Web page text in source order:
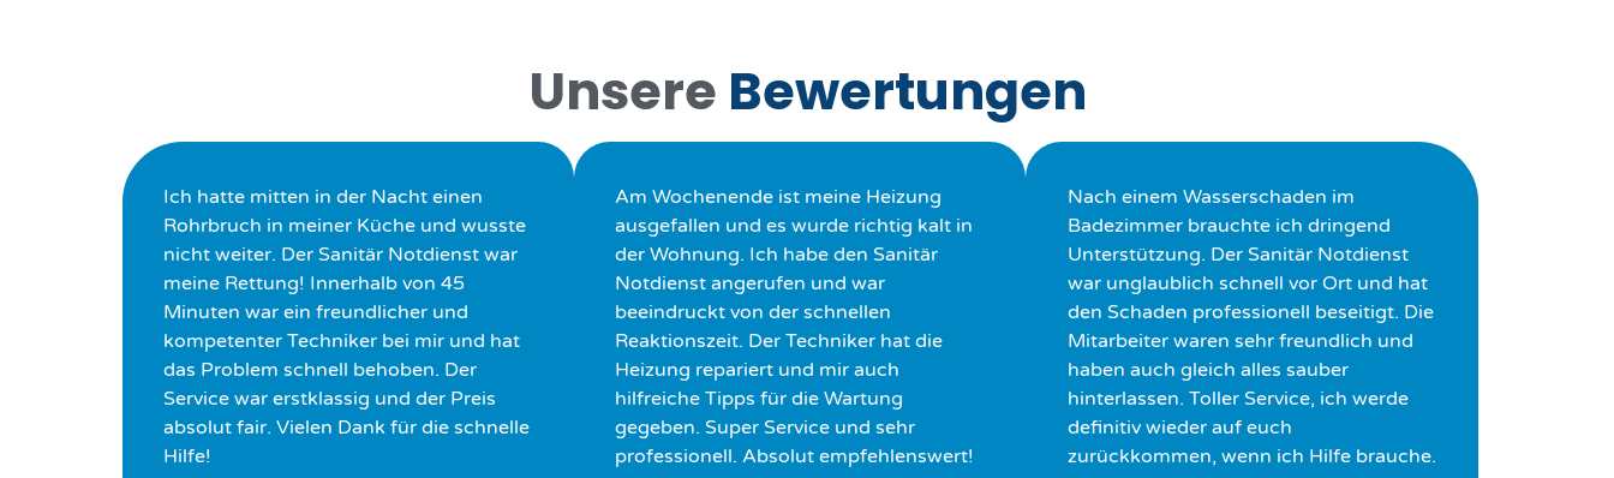
Unsere Bewertungen
Ich hatte mitten in der Nacht einen
Rohrbruch in meiner Küche und wusste
nicht weiter. Der Sanitär Notdienst war
meine Rettung! Innerhalb von 45
Minuten war ein freundlicher und
kompetenter Techniker bei mir und hat
das Problem schnell behoben. Der
Service war erstklassig und der Preis
absolut fair. Vielen Dank für die schnelle
Hilfe!
Am Wochenende ist meine Heizung
ausgefallen und es wurde richtig kalt in
der Wohnung. Ich habe den Sanitär
Notdienst angerufen und war
beeindruckt von der schnellen
Reaktionszeit. Der Techniker hat die
Heizung repariert und mir auch
hilfreiche Tipps für die Wartung
gegeben. Super Service und sehr
professionell. Absolut empfehlenswert!
Nach einem Wasserschaden im
Badezimmer brauchte ich dringend
Unterstützung. Der Sanitär Notdienst
war unglaublich schnell vor Ort und hat
den Schaden professionell beseitigt. Die
Mitarbeiter waren sehr freundlich und
haben auch gleich alles sauber
hinterlassen. Toller Service, ich werde
definitiv wieder auf euch
zurückkommen, wenn ich Hilfe brauche.